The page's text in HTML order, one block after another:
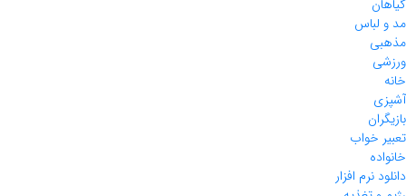
گیاهان
مد و لباس
مذهبی
ورزشی
خانه
آشپزی
بازیگران
تعبیر خواب
خانواده
دانلود نرم افزار